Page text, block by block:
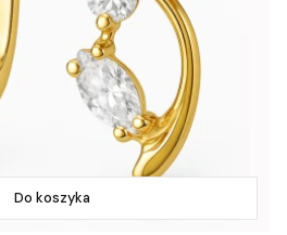
Do koszyka